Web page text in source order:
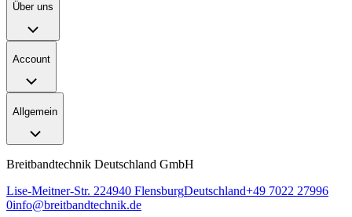
Über uns
Account
Allgemein
Breitbandtechnik Deutschland GmbH
Lise-Meitner-Str. 224940 FlensburgDeutschland+49 7022 27996
0info@breitbandtechnik.de